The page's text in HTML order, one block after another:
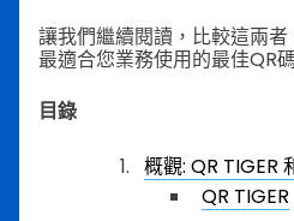
讓我們繼續閱讀，比較這兩
最適合您業務使用的最佳QR
目錄
概觀: QR TIGER
QR TIGER